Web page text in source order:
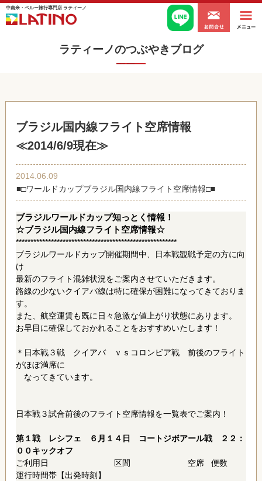
中南米・ペルー旅行専門店 ラティーノ
ラティーノのつぶやきブログ
ブラジル国内線フライト空席情報
≪2014/6/9現在≫
2014.06.09
■□ワールドカップブラジル国内線フライト空席情報□■
ブラジルワールドカップ知っとく情報！
☆ブラジル国内線フライト空席情報☆
*******************************************************
ブラジルワールドカップ開催期間中、日本戦観戦予定の方に向
け
最新のフライト混雑状況をご案内させていただきます。
路線の少ないクイアバ線は特に確保が困難になってきておりま
す。
また、航空運賃も既に日々急激な値上がり状態にあります。
お早目に確保しておかれることをおすすめいたします！
＊日本戦３戦 クイアバ ｖｓコロンビア戦 前後のフライト
がほぼ満席に
なってきています。
日本戦３試合前後のフライト空席情報を一覧表でご案内！
第１戦 レシフェ ６月１４日 コートジボアール戦 ２２：
００キックオフ
ご利用日 区間 空席 便数
運行時間帯【出発時刻】